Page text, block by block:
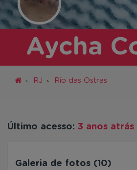
Aycha
RJ Rio das Ostras
Último acesso: 3 anos atrás
Galeria de fotos (10)